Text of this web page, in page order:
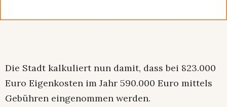
Die Stadt kalkuliert nun damit, dass bei 823.000
Euro Eigenkosten im Jahr 590.000 Euro mittels
Gebühren eingenommen werden.